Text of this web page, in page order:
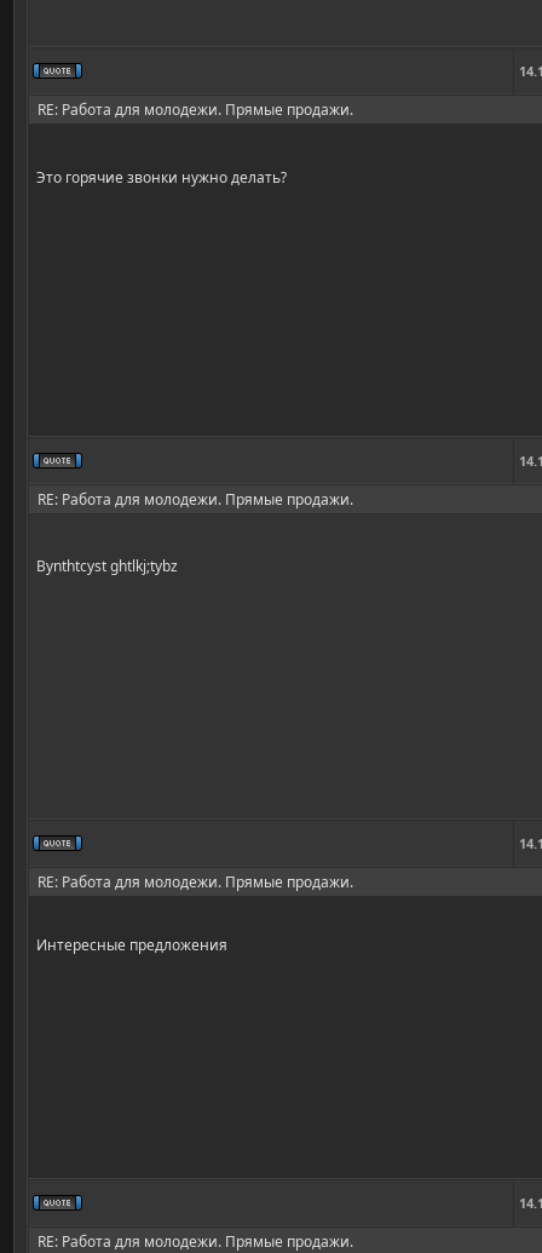
RE: Работа для молодежи. Прямые продажи.
Это горячие звонки нужно делать?
RE: Работа для молодежи. Прямые продажи.
Bynthtcyst ghtlkj;tybz
RE: Работа для молодежи. Прямые продажи.
Интересные предложения
RE: Работа для молодежи. Прямые продажи.